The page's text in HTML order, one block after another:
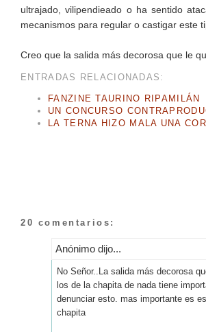
ultrajado, vilipendieado o ha sentido
mecanismos para regular o castigar este
Creo que la salida más decorosa que le
ENTRADAS RELACIONADAS:
FANZINE TAURINO RIPAMILÁN
UN CONCURSO
LA TERNA HIZO MALA UNA
20 comentarios:
Anónimo dijo...
No Señor..La salida más decorosa
los de la chapita de nada tiene
denunciar esto. mas importante es
chapita